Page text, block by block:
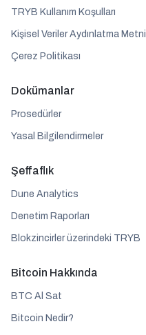
TRYB Kullanım Koşulları
Kişisel Veriler Aydınlatma Metni
Çerez Politikası
Dokümanlar
Prosedürler
Yasal Bilgilendirmeler
Şeffaflık
Dune Analytics
Denetim Raporları
Blokzincirler üzerindeki TRYB
Bitcoin Hakkında
BTC Al Sat
Bitcoin Nedir?